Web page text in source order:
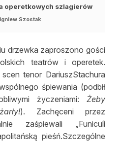
operetkowych szlagierów
Szostak
drzewka zaproszono gości
teatrów i operetek.
tenor DariuszStachura
śpiewania (podbił
życzeniami: Żeby
). Zachęceni przez
zaśpiewali „Funiculì
pieśń.Szczególne